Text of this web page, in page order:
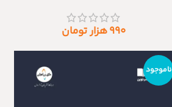
۹۹۰هزار تومان
ناموجود